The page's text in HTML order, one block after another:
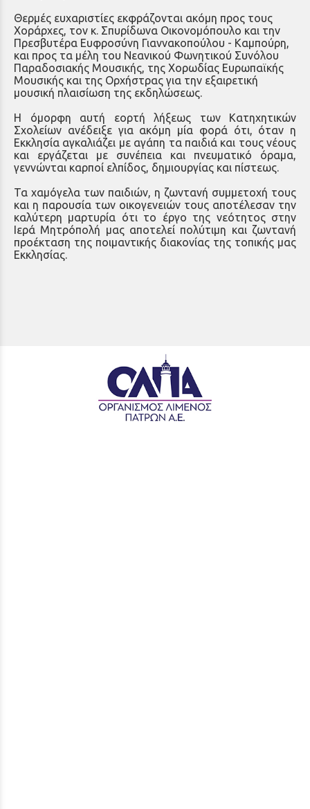
Θερμές ευχαριστίες εκφράζονται ακόμη προς τους
Χοράρχες, τον κ. Σπυρίδωνα Οικονομόπουλο και την
Πρεσβυτέρα Ευφροσύνη Γιαννακοπούλου - Καμπούρη,
και προς τα μέλη του Νεανικού Φωνητικού Συνόλου
Παραδοσιακής Μουσικής, της Χορωδίας Ευρωπαϊκής
Μουσικής και της Ορχήστρας για την εξαιρετική
μουσική πλαισίωση της εκδηλώσεως.
Η όμορφη αυτή εορτή λήξεως των Κατηχητικών
Σχολείων ανέδειξε για ακόμη μία φορά ότι, όταν η
Εκκλησία αγκαλιάζει με αγάπη τα παιδιά και τους νέους
και εργάζεται με συνέπεια και πνευματικό όραμα,
γεννώνται καρποί ελπίδος, δημιουργίας και πίστεως.
Τα χαμόγελα των παιδιών, η ζωντανή συμμετοχή τους
και η παρουσία των οικογενειών τους αποτέλεσαν την
καλύτερη μαρτυρία ότι το έργο της νεότητος στην
Ιερά Μητρόπολή μας αποτελεί πολύτιμη και ζωντανή
προέκταση της ποιμαντικής διακονίας της τοπικής μας
Εκκλησίας.